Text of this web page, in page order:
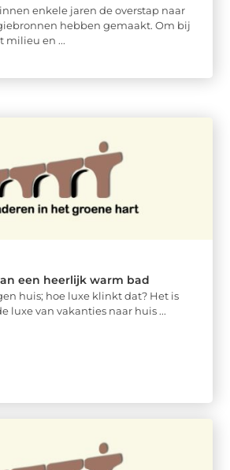
enkele jaren de overstap naar
hebben gemaakt. Om bij
milieu en ...
een heerlijk warm bad
huis; hoe luxe klinkt dat? Het is
luxe van vakanties naar huis ...